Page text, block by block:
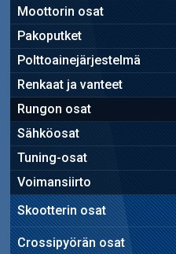
Moottorin osat
Pakoputket
Polttoainejärjestelmä
Renkaat ja vanteet
Rungon osat
Sähköosat
Tuning-osat
Voimansiirto
Skootterin osat
Crossipyörän osat